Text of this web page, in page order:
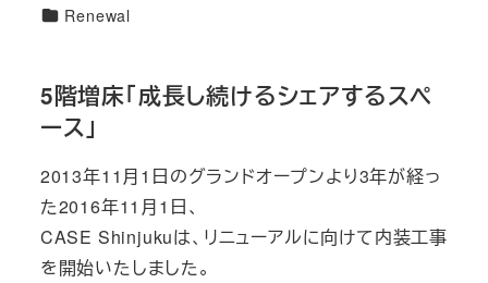
者
カ
リ
ー
Renewal
5階増床「成長し続けるシェアするスペ
ース」
2013年11月1日のグランドオープンより3年が経っ
た2016年11月1日、
CASE Shinjukuは、リニューアルに向けて内装工事
を開始いたしました。